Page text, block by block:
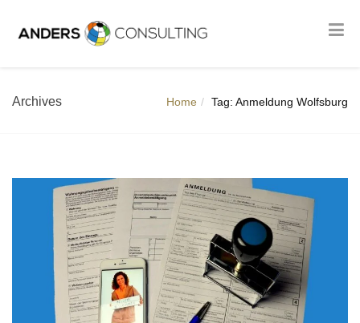
Archives Home Tag: Anmeldung Wolfsburg